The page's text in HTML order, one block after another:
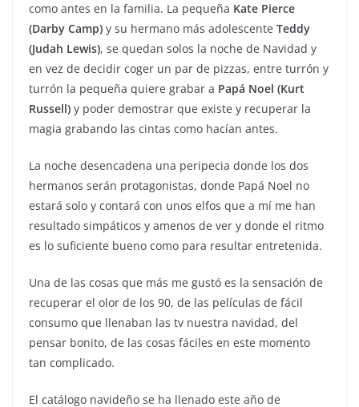
como antes en la familia. La pequeña Kate Pierce
(Darby Camp) y su hermano más adolescente Teddy
(Judah Lewis), se quedan solos la noche de Navidad y
en vez de decidir coger un par de pizzas, entre turrón y
turrón la pequeña quiere grabar a Papá Noel (Kurt
Russell) y poder demostrar que existe y recuperar la
magia grabando las cintas como hacían antes.
La noche desencadena una peripecia donde los dos
hermanos serán protagonistas, donde Papá Noel no
estará solo y contará con unos elfos que a mí me han
resultado simpáticos y amenos de ver y donde el ritmo
es lo suficiente bueno como para resultar entretenida.
Una de las cosas que más me gustó es la sensación de
recuperar el olor de los 90, de las películas de fácil
consumo que llenaban las tv nuestra navidad, del
pensar bonito, de las cosas fáciles en este momento
tan complicado.
El catálogo navideño se ha llenado este año de